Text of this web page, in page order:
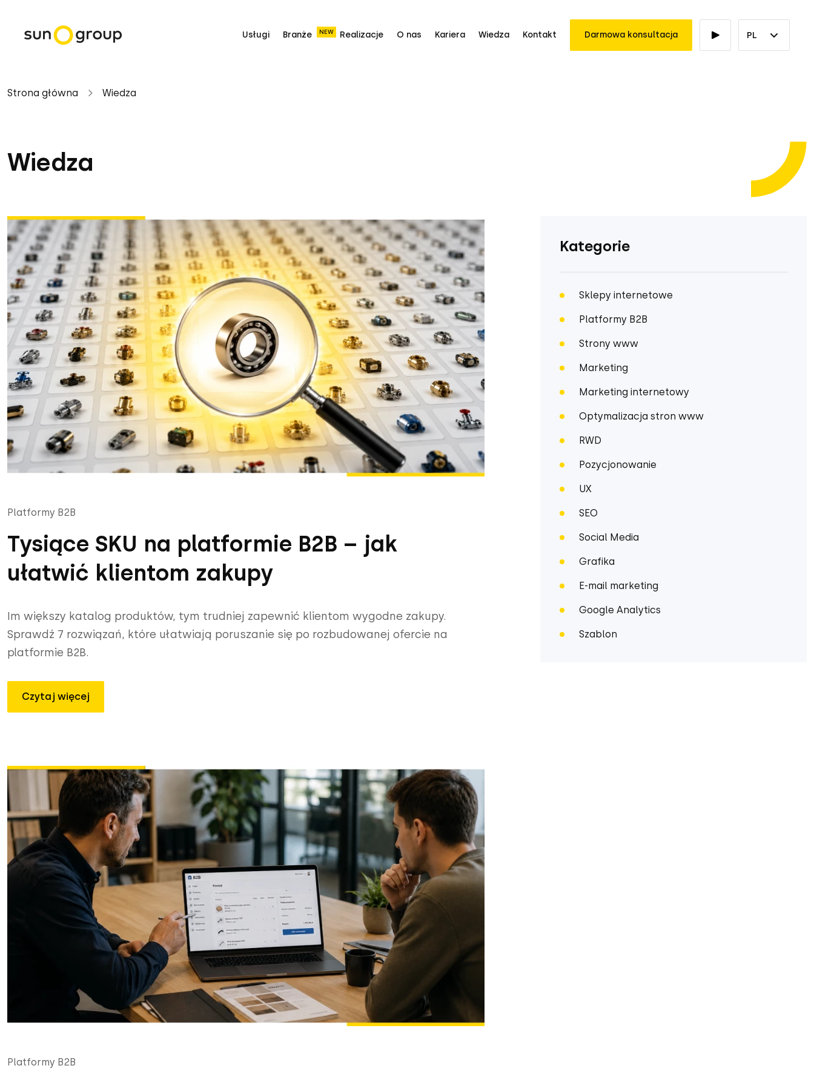
Usługi Branże NEW Realizacje O nas Kariera Wiedza Kontakt Darmowa konsultacja PL
Strona główna Wiedza
Wiedza
Platformy B2B
Tysiące SKU na platformie B2B – jak
ułatwić klientom zakupy
Im większy katalog produktów, tym trudniej zapewnić klientom wygodne zakupy.
Sprawdź 7 rozwiązań, które ułatwiają poruszanie się po rozbudowanej ofercie na
platformie B2B.
Czytaj więcej
Platformy B2B
Kategorie
Sklepy internetowe
Platformy B2B
Strony www
Marketing
Marketing internetowy
Optymalizacja stron www
RWD
Pozycjonowanie
UX
SEO
Social Media
Grafika
E-mail marketing
Google Analytics
Szablon